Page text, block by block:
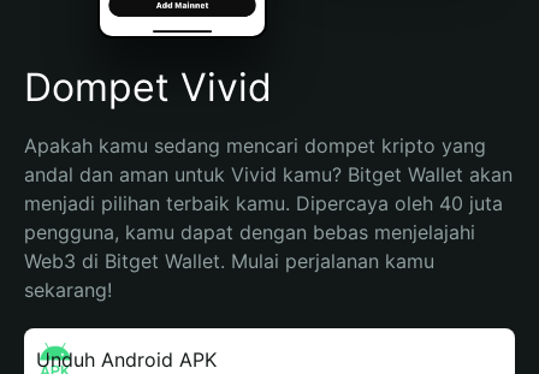
Español (Argentina)
Dompet Vivid
Apakah kamu sedang mencari dompet kripto yang
andal dan aman untuk Vivid kamu? Bitget Wallet akan
menjadi pilihan terbaik kamu. Dipercaya oleh 40 juta
pengguna, kamu dapat dengan bebas menjelajahi
Web3 di Bitget Wallet. Mulai perjalanan kamu
sekarang!
Unduh Android APK